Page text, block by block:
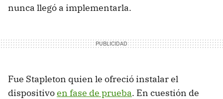
nunca llegó a implementarla.
Fue Stapleton quien le ofreció instalar el
dispositivoen fase de prueba. En cuestión de